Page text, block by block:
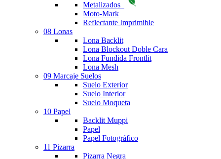
Metalizados
Moto-Mark
Reflectante Imprimible
08 Lonas
Lona Backlit
Lona Blockout Doble Cara
Lona Fundida Frontlit
Lona Mesh
09 Marcaje Suelos
Suelo Exterior
Suelo Interior
Suelo Moqueta
10 Papel
Backlit Muppi
Papel
Papel Fotográfico
11 Pizarra
Pizarra Negra